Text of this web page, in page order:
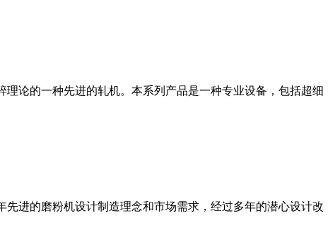
论的一种先进的轧机。本系列产品是一种专业设备，包括超细
进的磨粉机设计制造理念和市场需求，经过多年的潜心设计改